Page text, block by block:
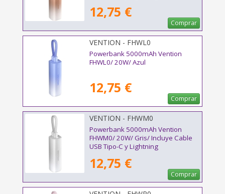
12,75 €
Comprar
VENTION - FHWL0
Powerbank 5000mAh Vention
FHWL0/ 20W/ Azul
12,75 €
Comprar
VENTION - FHWM0
Powerbank 5000mAh Vention
FHWM0/ 20W/ Gris/ Incluye Cable
USB Tipo-C y Lightning
12,75 €
Comprar